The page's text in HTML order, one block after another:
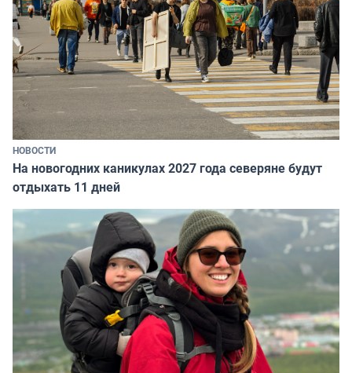
НОВОСТИ
На новогодних каникулах 2027 года северяне будут
отдыхать 11 дней